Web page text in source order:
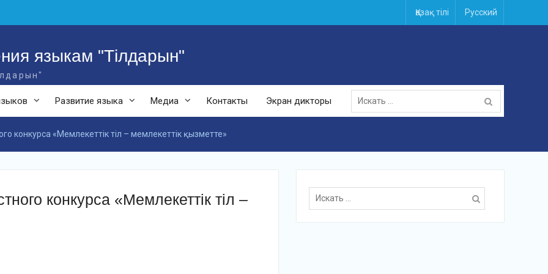
Қазақ тілі Русский
языкам "Тілдарын"
Развитие языка Медиа Контакты Экран дикторы
Поиск
для:
конкурса «Мемлекеттік тіл – мемлекеттік қызметте»
конкурса «Мемлекеттік тіл –
Поиск
для: